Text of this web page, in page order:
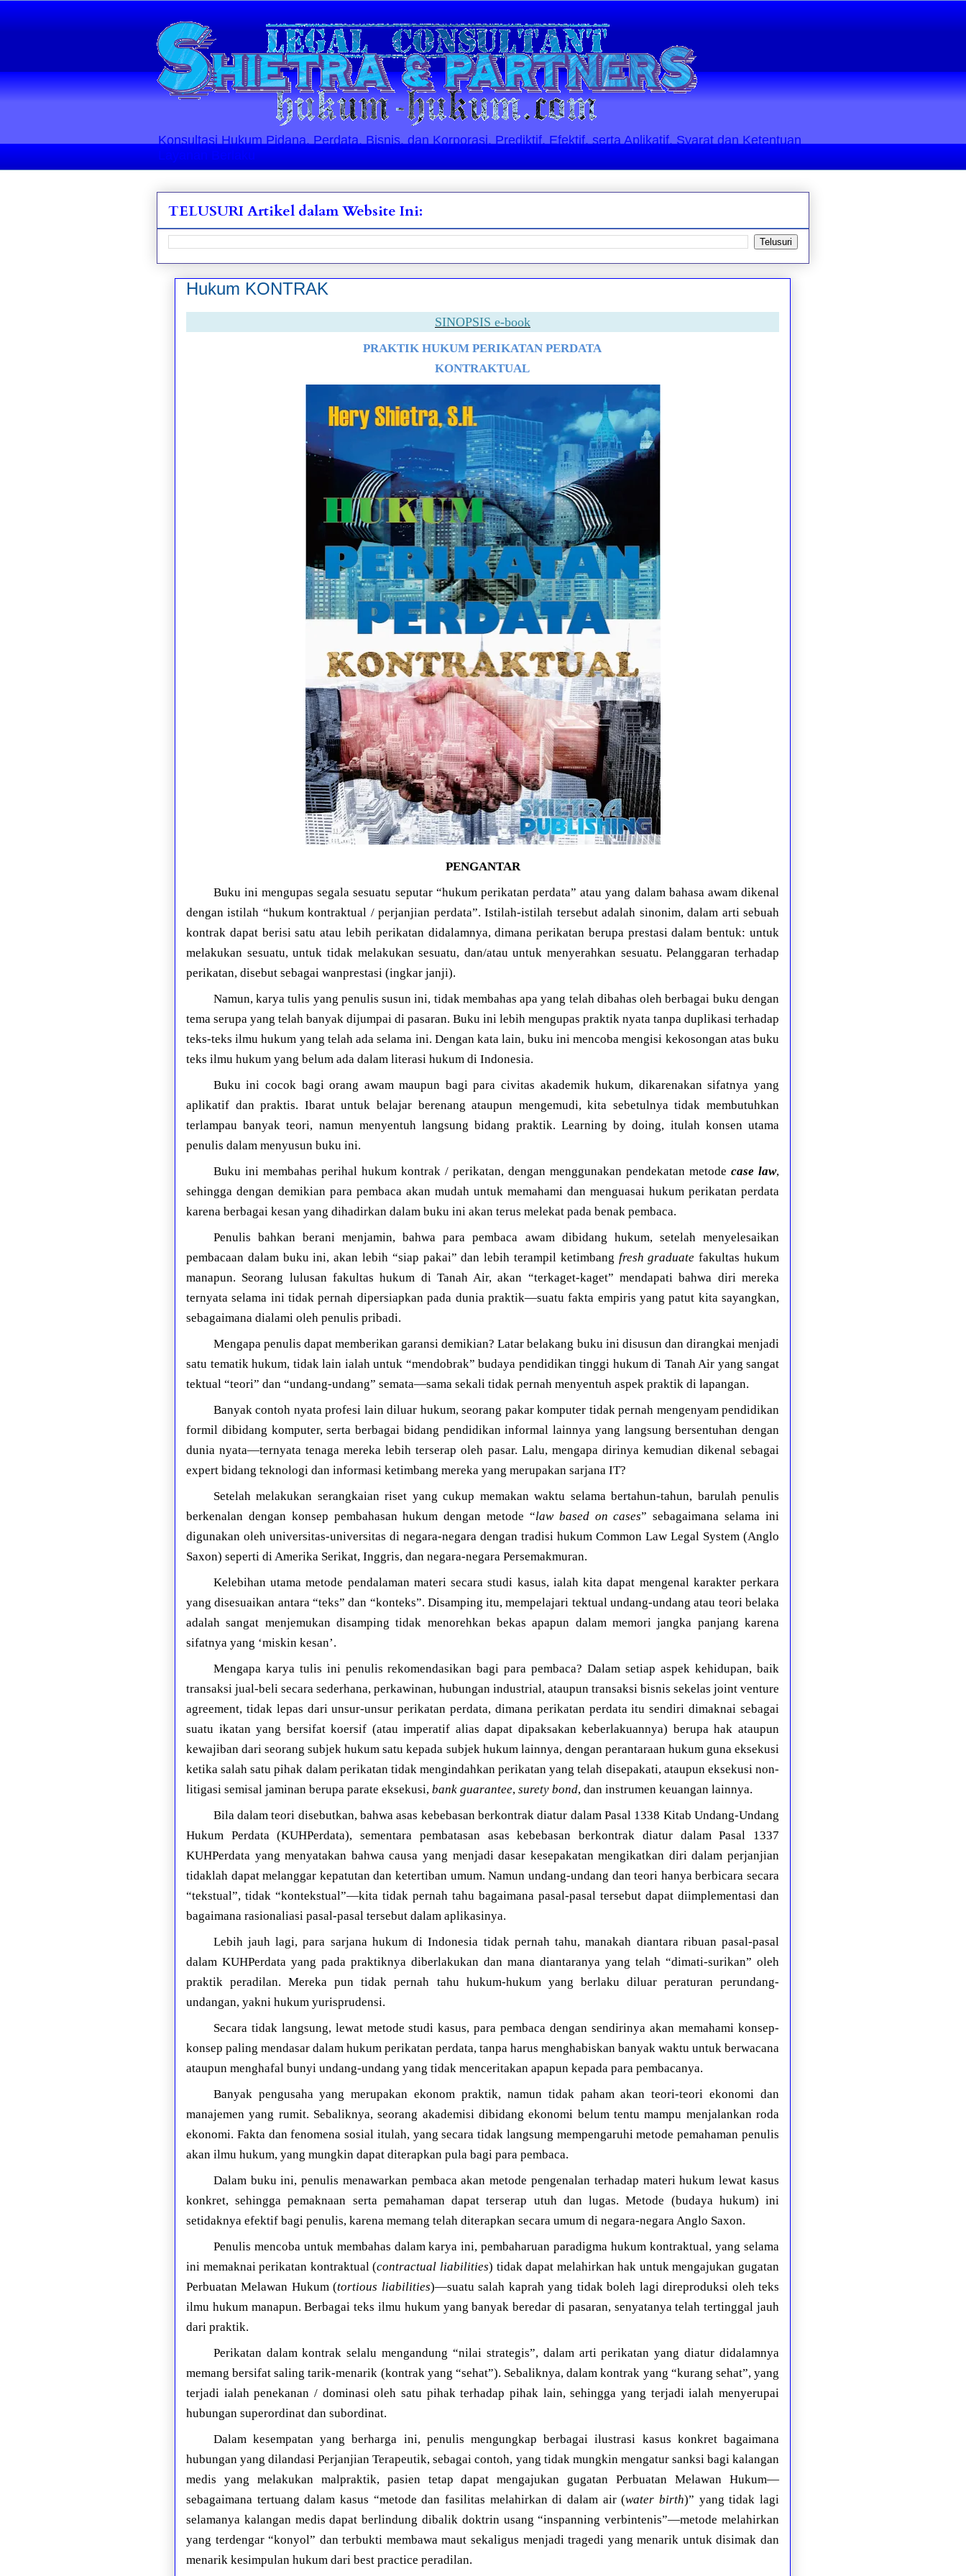
Konsultasi Hukum Pidana, Perdata, Bisnis, dan Korporasi. Prediktif, Efektif, serta Aplikatif. Syarat dan Ketentuan
Layanan Berlaku
TELUSURI Artikel dalam Website Ini:
Hukum KONTRAK
SINOPSIS e-book
PRAKTIK HUKUM PERIKATAN PERDATA
KONTRAKTUAL
PENGANTAR
Buku ini mengupas segala sesuatu seputar “hukum perikatan perdata” atau yang dalam bahasa awam dikenal
dengan istilah “hukum kontraktual / perjanjian perdata”. Istilah-istilah tersebut adalah sinonim, dalam arti sebuah
kontrak dapat berisi satu atau lebih perikatan didalamnya, dimana perikatan berupa prestasi dalam bentuk: untuk
melakukan sesuatu, untuk tidak melakukan sesuatu, dan/atau untuk menyerahkan sesuatu. Pelanggaran terhadap
perikatan, disebut sebagai wanprestasi (ingkar janji).
Namun, karya tulis yang penulis susun ini, tidak membahas apa yang telah dibahas oleh berbagai buku dengan
tema serupa yang telah banyak dijumpai di pasaran. Buku ini lebih mengupas praktik nyata tanpa duplikasi terhadap
teks-teks ilmu hukum yang telah ada selama ini. Dengan kata lain, buku ini mencoba mengisi kekosongan atas buku
teks ilmu hukum yang belum ada dalam literasi hukum di Indonesia.
Buku ini cocok bagi orang awam maupun bagi para civitas akademik hukum, dikarenakan sifatnya yang
aplikatif dan praktis. Ibarat untuk belajar berenang ataupun mengemudi, kita sebetulnya tidak membutuhkan
terlampau banyak teori, namun menyentuh langsung bidang praktik. Learning by doing, itulah konsen utama
penulis dalam menyusun buku ini.
Buku ini membahas perihal hukum kontrak / perikatan, dengan menggunakan pendekatan metode case law,
sehingga dengan demikian para pembaca akan mudah untuk memahami dan menguasai hukum perikatan perdata
karena berbagai kesan yang dihadirkan dalam buku ini akan terus melekat pada benak pembaca.
Penulis bahkan berani menjamin, bahwa para pembaca awam dibidang hukum, setelah menyelesaikan
pembacaan dalam buku ini, akan lebih “siap pakai” dan lebih terampil ketimbang fresh graduate fakultas hukum
manapun. Seorang lulusan fakultas hukum di Tanah Air, akan “terkaget-kaget” mendapati bahwa diri mereka
ternyata selama ini tidak pernah dipersiapkan pada dunia praktik—suatu fakta empiris yang patut kita sayangkan,
sebagaimana dialami oleh penulis pribadi.
Mengapa penulis dapat memberikan garansi demikian? Latar belakang buku ini disusun dan dirangkai menjadi
satu tematik hukum, tidak lain ialah untuk “mendobrak” budaya pendidikan tinggi hukum di Tanah Air yang sangat
tektual “teori” dan “undang-undang” semata—sama sekali tidak pernah menyentuh aspek praktik di lapangan.
Banyak contoh nyata profesi lain diluar hukum, seorang pakar komputer tidak pernah mengenyam pendidikan
formil dibidang komputer, serta berbagai bidang pendidikan informal lainnya yang langsung bersentuhan dengan
dunia nyata—ternyata tenaga mereka lebih terserap oleh pasar. Lalu, mengapa dirinya kemudian dikenal sebagai
expert bidang teknologi dan informasi ketimbang mereka yang merupakan sarjana IT?
Setelah melakukan serangkaian riset yang cukup memakan waktu selama bertahun-tahun, barulah penulis
berkenalan dengan konsep pembahasan hukum dengan metode “law based on cases” sebagaimana selama ini
digunakan oleh universitas-universitas di negara-negara dengan tradisi hukum Common Law Legal System (Anglo
Saxon) seperti di Amerika Serikat, Inggris, dan negara-negara Persemakmuran.
Kelebihan utama metode pendalaman materi secara studi kasus, ialah kita dapat mengenal karakter perkara
yang disesuaikan antara “teks” dan “konteks”. Disamping itu, mempelajari tektual undang-undang atau teori belaka
adalah sangat menjemukan disamping tidak menorehkan bekas apapun dalam memori jangka panjang karena
sifatnya yang ‘miskin kesan’.
Mengapa karya tulis ini penulis rekomendasikan bagi para pembaca? Dalam setiap aspek kehidupan, baik
transaksi jual-beli secara sederhana, perkawinan, hubungan industrial, ataupun transaksi bisnis sekelas joint venture
agreement, tidak lepas dari unsur-unsur perikatan perdata, dimana perikatan perdata itu sendiri dimaknai sebagai
suatu ikatan yang bersifat koersif (atau imperatif alias dapat dipaksakan keberlakuannya) berupa hak ataupun
kewajiban dari seorang subjek hukum satu kepada subjek hukum lainnya, dengan perantaraan hukum guna eksekusi
ketika salah satu pihak dalam perikatan tidak mengindahkan perikatan yang telah disepakati, ataupun eksekusi non-
litigasi semisal jaminan berupa parate eksekusi, bank guarantee, surety bond, dan instrumen keuangan lainnya.
Bila dalam teori disebutkan, bahwa asas kebebasan berkontrak diatur dalam Pasal 1338 Kitab Undang-Undang
Hukum Perdata (KUHPerdata), sementara pembatasan asas kebebasan berkontrak diatur dalam Pasal 1337
KUHPerdata yang menyatakan bahwa causa yang menjadi dasar kesepakatan mengikatkan diri dalam perjanjian
tidaklah dapat melanggar kepatutan dan ketertiban umum. Namun undang-undang dan teori hanya berbicara secara
“tekstual”, tidak “kontekstual”—kita tidak pernah tahu bagaimana pasal-pasal tersebut dapat diimplementasi dan
bagaimana rasionaliasi pasal-pasal tersebut dalam aplikasinya.
Lebih jauh lagi, para sarjana hukum di Indonesia tidak pernah tahu, manakah diantara ribuan pasal-pasal
dalam KUHPerdata yang pada praktiknya diberlakukan dan mana diantaranya yang telah “dimati-surikan” oleh
praktik peradilan. Mereka pun tidak pernah tahu hukum-hukum yang berlaku diluar peraturan perundang-
undangan, yakni hukum yurisprudensi.
Secara tidak langsung, lewat metode studi kasus, para pembaca dengan sendirinya akan memahami konsep-
konsep paling mendasar dalam hukum perikatan perdata, tanpa harus menghabiskan banyak waktu untuk berwacana
ataupun menghafal bunyi undang-undang yang tidak menceritakan apapun kepada para pembacanya.
Banyak pengusaha yang merupakan ekonom praktik, namun tidak paham akan teori-teori ekonomi dan
manajemen yang rumit. Sebaliknya, seorang akademisi dibidang ekonomi belum tentu mampu menjalankan roda
ekonomi. Fakta dan fenomena sosial itulah, yang secara tidak langsung mempengaruhi metode pemahaman penulis
akan ilmu hukum, yang mungkin dapat diterapkan pula bagi para pembaca.
Dalam buku ini, penulis menawarkan pembaca akan metode pengenalan terhadap materi hukum lewat kasus
konkret, sehingga pemaknaan serta pemahaman dapat terserap utuh dan lugas. Metode (budaya hukum) ini
setidaknya efektif bagi penulis, karena memang telah diterapkan secara umum di negara-negara Anglo Saxon.
Penulis mencoba untuk membahas dalam karya ini, pembaharuan paradigma hukum kontraktual, yang selama
ini memaknai perikatan kontraktual (contractual liabilities) tidak dapat melahirkan hak untuk mengajukan gugatan
Perbuatan Melawan Hukum (tortious liabilities)—suatu salah kaprah yang tidak boleh lagi direproduksi oleh teks
ilmu hukum manapun. Berbagai teks ilmu hukum yang banyak beredar di pasaran, senyatanya telah tertinggal jauh
dari praktik.
Perikatan dalam kontrak selalu mengandung “nilai strategis”, dalam arti perikatan yang diatur didalamnya
memang bersifat saling tarik-menarik (kontrak yang “sehat”). Sebaliknya, dalam kontrak yang “kurang sehat”, yang
terjadi ialah penekanan / dominasi oleh satu pihak terhadap pihak lain, sehingga yang terjadi ialah menyerupai
hubungan superordinat dan subordinat.
Dalam kesempatan yang berharga ini, penulis mengungkap berbagai ilustrasi kasus konkret bagaimana
hubungan yang dilandasi Perjanjian Terapeutik, sebagai contoh, yang tidak mungkin mengatur sanksi bagi kalangan
medis yang melakukan malpraktik, pasien tetap dapat mengajukan gugatan Perbuatan Melawan Hukum—
sebagaimana tertuang dalam kasus “metode dan fasilitas melahirkan di dalam air (water birth)” yang tidak lagi
selamanya kalangan medis dapat berlindung dibalik doktrin usang “inspanning verbintenis”—metode melahirkan
yang terdengar “konyol” dan terbukti membawa maut sekaligus menjadi tragedi yang menarik untuk disimak dan
menarik kesimpulan hukum dari best practice peradilan.